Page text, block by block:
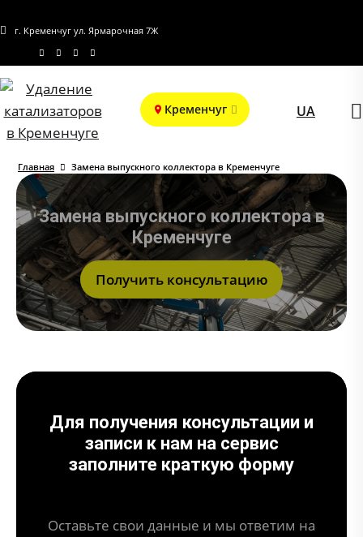
г. Кременчуг ул. Ярмарочная 7Ж
Кременчуг UA
Главная Замена выпускного коллектора в Кременчуге
Замена выпускного коллектора в
Кременчуге
Получить консультацию
Для получения консультации и
записи к нам на сервис
заполните краткую форму
Оставьте свои данные и мы ответим на